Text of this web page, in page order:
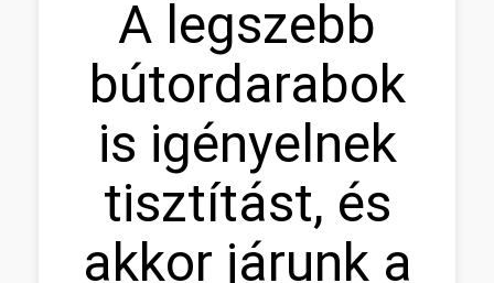
A legszebb
bútordarabok
is igényelnek
tisztítást, és
akkor járunk a